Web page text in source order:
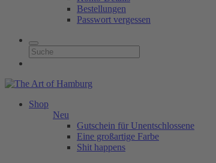
Bestellungen
Passwort vergessen
Shop
Neu
Gutschein für Unentschlossene
Eine großartige Farbe
Shit happens